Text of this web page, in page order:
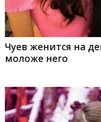
Чуев женится на
моложе него